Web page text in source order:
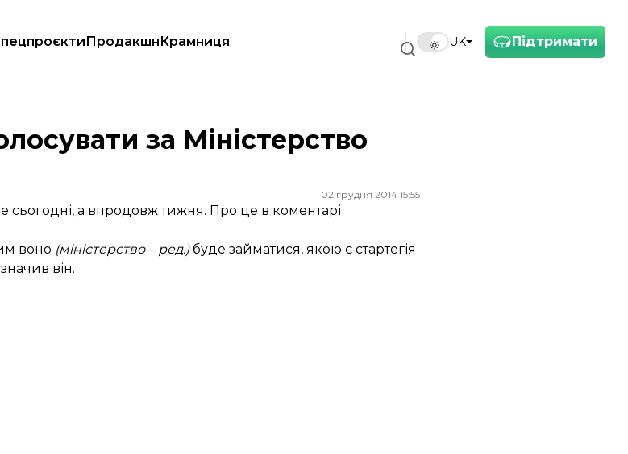
Підтримати
UK
ПродакшнКрамниця
за Міністерство
02 грудня 2014 15:55
сьогодні, а впродовж тижня. Про це в коментарі
воно (міністерство – ред.)буде займатися, якою є стартегія
він.